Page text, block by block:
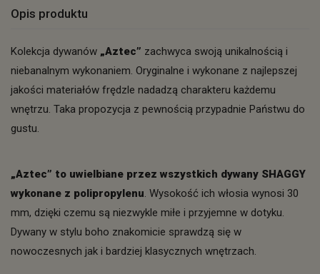
Opis produktu
Kolekcja dywanów „Aztec” zachwyca swoją unikalnością i
niebanalnym wykonaniem. Oryginalne i wykonane z najlepszej
jakości materiałów frędzle nadadzą charakteru każdemu
wnętrzu. Taka propozycja z pewnością przypadnie Państwu do
gustu.
„Aztec” to uwielbiane przez wszystkich dywany SHAGGY
wykonane z polipropylenu. Wysokość ich włosia wynosi 30
mm, dzięki czemu są niezwykle miłe i przyjemne w dotyku.
Dywany w stylu boho znakomicie sprawdzą się w
nowoczesnych jak i bardziej klasycznych wnętrzach.